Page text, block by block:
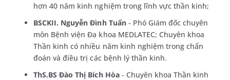
hơn 40 năm kinh nghiệm trong lĩnh vực thần kinh;
BSCKII. Nguyễn Đình Tuấn- Phó Giám đốc chuyên
môn Bệnh viện Đa khoa MEDLATEC; Chuyên khoa
Thần kinh có nhiều năm kinh nghiệm trong chẩn
đoán và điều trị các bệnh lý thần kinh.
ThS.BS Đào Thị Bích Hòa - Chuyên khoa Thần kinh